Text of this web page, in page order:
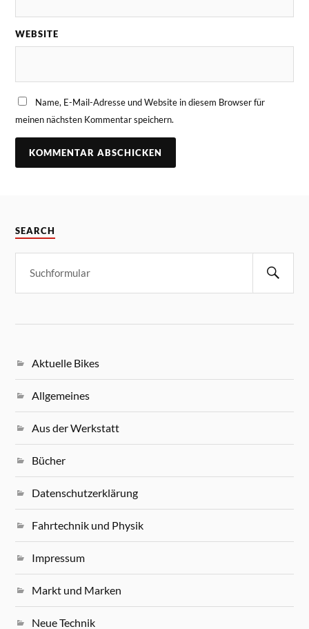
WEBSITE
Name, E-Mail-Adresse und Website in diesem Browser für
meinen nächsten Kommentar speichern.
SEARCH
Aktuelle Bikes
Allgemeines
Aus der Werkstatt
Bücher
Datenschutzerklärung
Fahrtechnik und Physik
Impressum
Markt und Marken
Neue Technik